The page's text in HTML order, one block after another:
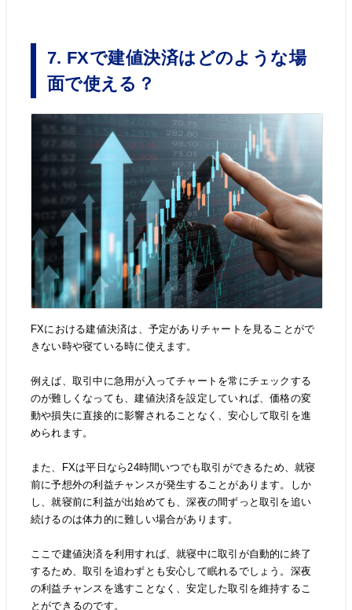
7. FXで建値決済はどのような場
面で使える？
FXにおける建値決済は、予定がありチャートを見ることがで
きない時や寝ている時に使えます。
例えば、取引中に急用が入ってチャートを常にチェックする
のが難しくなっても、建値決済を設定していれば、価格の変
動や損失に直接的に影響されることなく、安心して取引を進
められます。
また、FXは平日なら24時間いつでも取引ができるため、就寝
前に予想外の利益チャンスが発生することがあります。しか
し、就寝前に利益が出始めても、深夜の間ずっと取引を追い
続けるのは体力的に難しい場合があります。
ここで建値決済を利用すれば、就寝中に取引が自動的に終了
するため、取引を追わずとも安心して眠れるでしょう。深夜
の利益チャンスを逃すことなく、安定した取引を維持するこ
とができるのです。